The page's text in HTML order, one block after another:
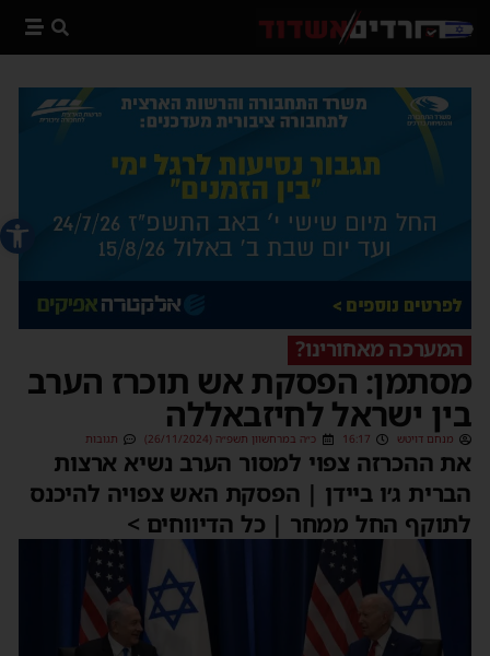
פתח
המערכה מאחורינו?
מסתמן: הפסקת אש תוכרז הערב
בין ישראל לחיזבאללה
מנחם דויטש 16:17 כ״ה במרחשוון תשפ״ה (26/11/2024) תגובות
את ההכרזה צפוי למסור הערב נשיא ארצות
הברית ג׳ו ביידן | הפסקת האש צפויה להיכנס
לתוקף החל ממחר | כל הדיווחים >